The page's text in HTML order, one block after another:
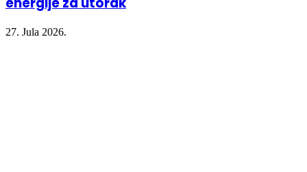
27. Jula 2026.